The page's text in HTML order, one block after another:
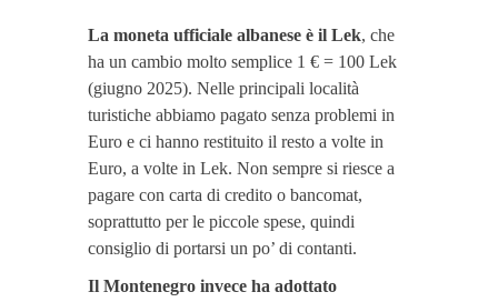
La moneta ufficiale albanese è il Lek, che
ha un cambio molto semplice 1 € = 100 Lek
(giugno 2025). Nelle principali località
turistiche abbiamo pagato senza problemi in
Euro e ci hanno restituito il resto a volte in
Euro, a volte in Lek. Non sempre si riesce a
pagare con carta di credito o bancomat,
soprattutto per le piccole spese, quindi
consiglio di portarsi un po’ di contanti.
Il Montenegro invece ha adottato